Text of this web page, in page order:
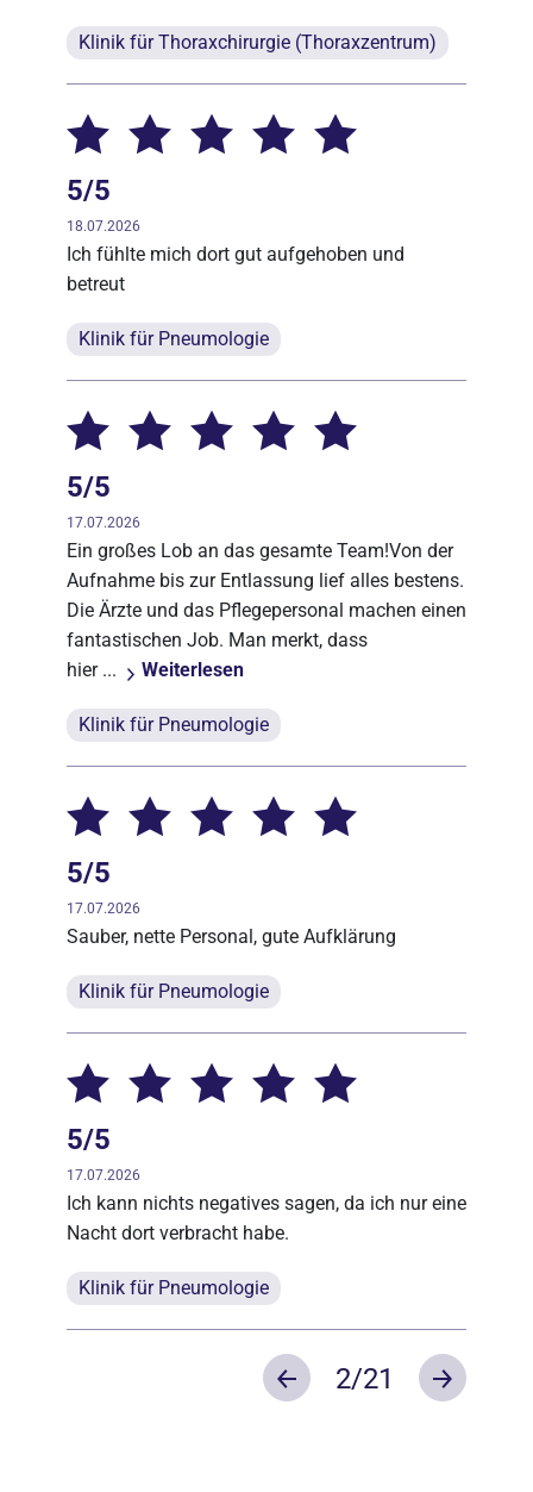
Klinik für Thoraxchirurgie (Thoraxzentrum)
5/5
18.07.2026
Ich fühlte mich dort gut aufgehoben und
betreut
Klinik für Pneumologie
5/5
17.07.2026
Ein großes Lob an das gesamte Team!Von der
Aufnahme bis zur Entlassung lief alles bestens.
Die Ärzte und das Pflegepersonal machen einen
fantastischen Job. Man merkt, dass
hier ...
Weiterlesen
Klinik für Pneumologie
5/5
17.07.2026
Sauber, nette Personal, gute Aufklärung
Klinik für Pneumologie
5/5
17.07.2026
Ich kann nichts negatives sagen, da ich nur eine
Nacht dort verbracht habe.
Klinik für Pneumologie
Previous
2/21 Next